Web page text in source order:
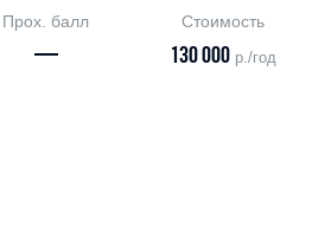
Прох. балл
—
Стоимость
130 000 р./год